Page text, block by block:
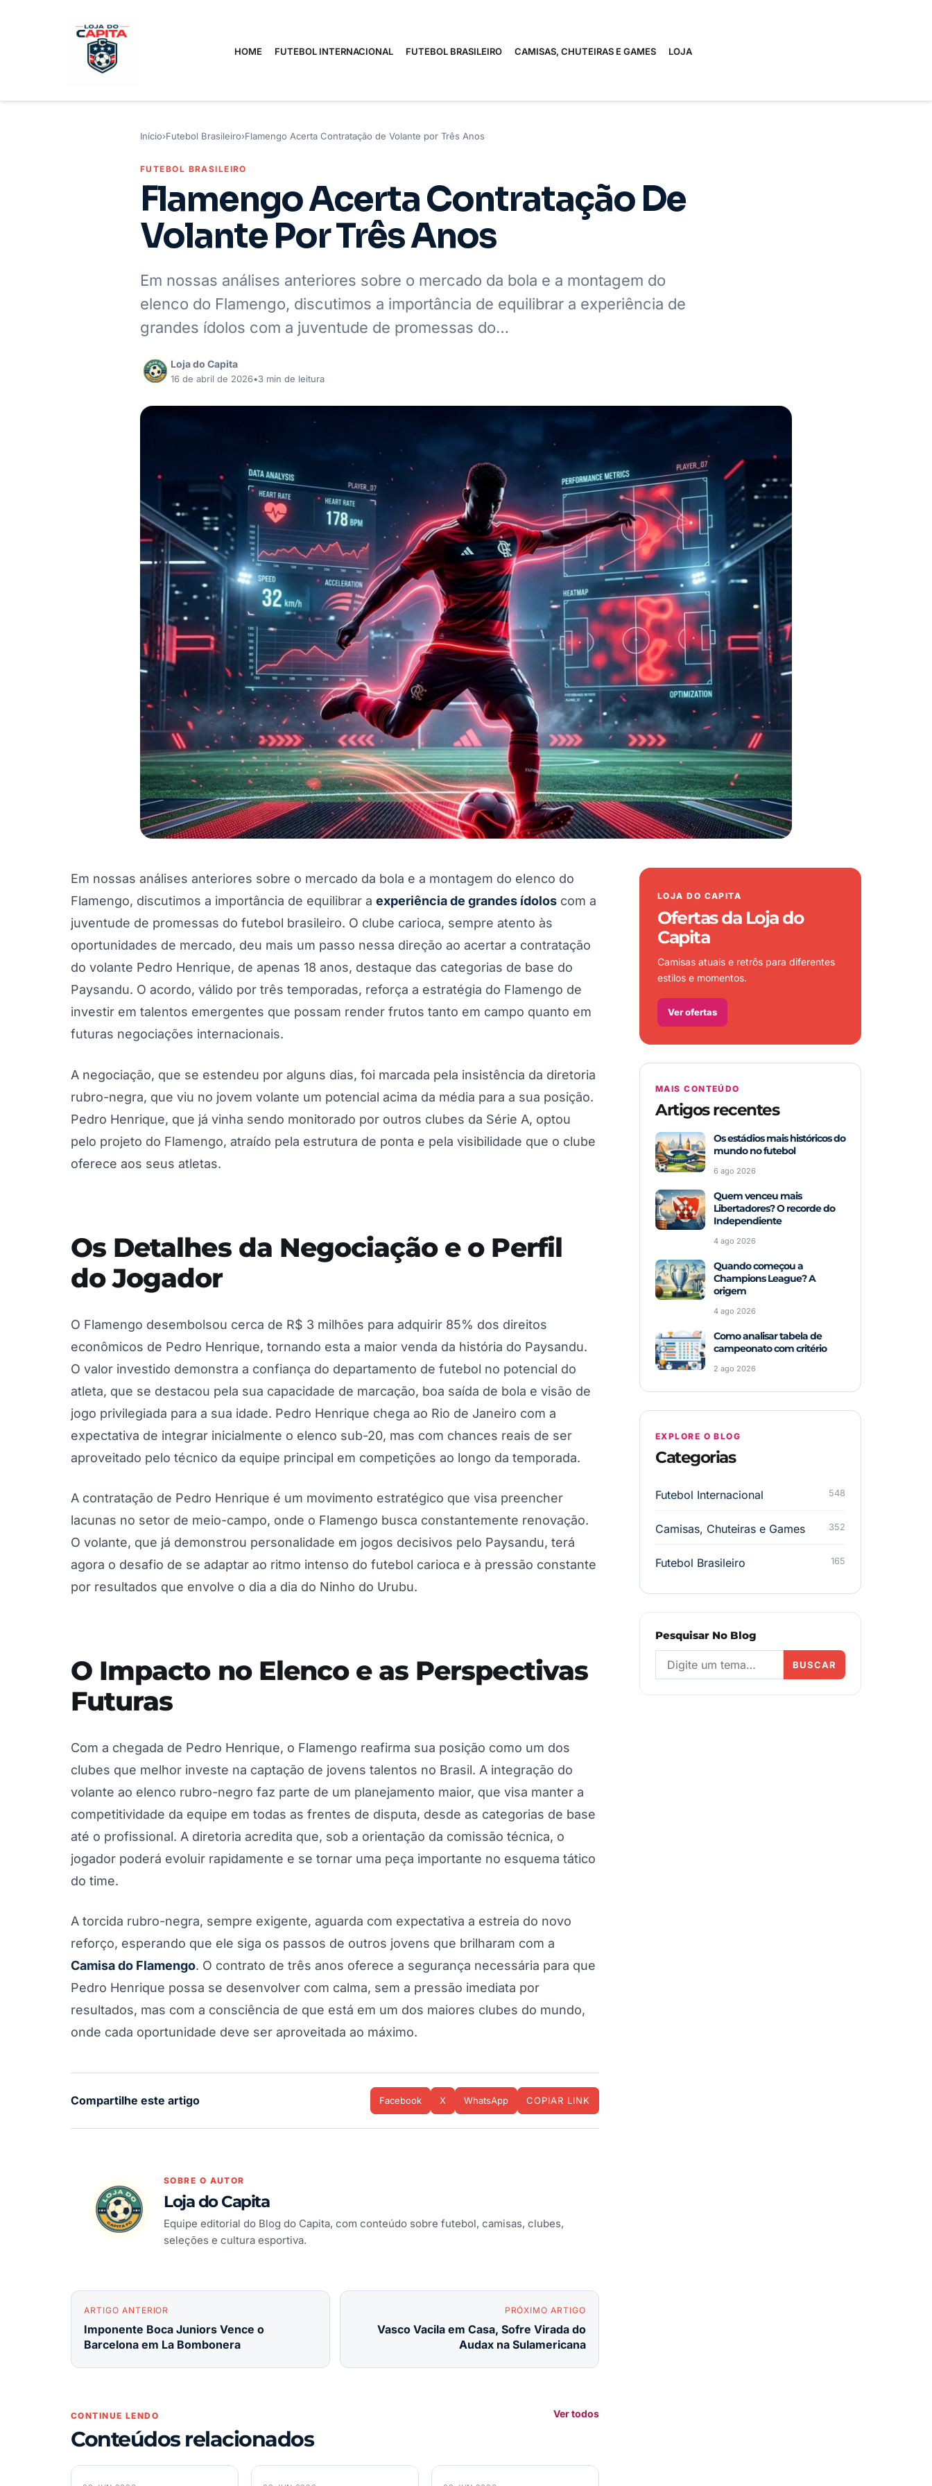
HOME FUTEBOL INTERNACIONAL FUTEBOL BRASILEIRO CAMISAS, CHUTEIRAS E GAMES LOJA
Início›Futebol Brasileiro›Flamengo Acerta Contratação de Volante por Três Anos
FUTEBOL BRASILEIRO
Flamengo Acerta Contratação De
Volante Por Três Anos
Em nossas análises anteriores sobre o mercado da bola e a montagem do
elenco do Flamengo, discutimos a importância de equilibrar a experiência de
grandes ídolos com a juventude de promessas do…
Loja do Capita
16 de abril de 2026•3 min de leitura
Em nossas análises anteriores sobre o mercado da bola e a montagem do elenco do
Flamengo, discutimos a importância de equilibrar a experiência de grandes ídolos com a
juventude de promessas do futebol brasileiro. O clube carioca, sempre atento às
oportunidades de mercado, deu mais um passo nessa direção ao acertar a contratação
do volante Pedro Henrique, de apenas 18 anos, destaque das categorias de base do
Paysandu. O acordo, válido por três temporadas, reforça a estratégia do Flamengo de
investir em talentos emergentes que possam render frutos tanto em campo quanto em
futuras negociações internacionais.
A negociação, que se estendeu por alguns dias, foi marcada pela insistência da diretoria
rubro-negra, que viu no jovem volante um potencial acima da média para a sua posição.
Pedro Henrique, que já vinha sendo monitorado por outros clubes da Série A, optou
pelo projeto do Flamengo, atraído pela estrutura de ponta e pela visibilidade que o clube
oferece aos seus atletas.
Os Detalhes da Negociação e o Perfil
do Jogador
O Flamengo desembolsou cerca de R$ 3 milhões para adquirir 85% dos direitos
econômicos de Pedro Henrique, tornando esta a maior venda da história do Paysandu.
O valor investido demonstra a confiança do departamento de futebol no potencial do
atleta, que se destacou pela sua capacidade de marcação, boa saída de bola e visão de
jogo privilegiada para a sua idade. Pedro Henrique chega ao Rio de Janeiro com a
expectativa de integrar inicialmente o elenco sub-20, mas com chances reais de ser
aproveitado pelo técnico da equipe principal em competições ao longo da temporada.
A contratação de Pedro Henrique é um movimento estratégico que visa preencher
lacunas no setor de meio-campo, onde o Flamengo busca constantemente renovação.
O volante, que já demonstrou personalidade em jogos decisivos pelo Paysandu, terá
agora o desafio de se adaptar ao ritmo intenso do futebol carioca e à pressão constante
por resultados que envolve o dia a dia do Ninho do Urubu.
O Impacto no Elenco e as Perspectivas
Futuras
Com a chegada de Pedro Henrique, o Flamengo reafirma sua posição como um dos
clubes que melhor investe na captação de jovens talentos no Brasil. A integração do
volante ao elenco rubro-negro faz parte de um planejamento maior, que visa manter a
competitividade da equipe em todas as frentes de disputa, desde as categorias de base
até o profissional. A diretoria acredita que, sob a orientação da comissão técnica, o
jogador poderá evoluir rapidamente e se tornar uma peça importante no esquema tático
do time.
A torcida rubro-negra, sempre exigente, aguarda com expectativa a estreia do novo
reforço, esperando que ele siga os passos de outros jovens que brilharam com a
Camisa do Flamengo. O contrato de três anos oferece a segurança necessária para que
Pedro Henrique possa se desenvolver com calma, sem a pressão imediata por
resultados, mas com a consciência de que está em um dos maiores clubes do mundo,
onde cada oportunidade deve ser aproveitada ao máximo.
Compartilhe este artigo Facebook X WhatsApp COPIAR LINK
SOBRE O AUTOR
Loja do Capita
Equipe editorial do Blog do Capita, com conteúdo sobre futebol, camisas, clubes,
seleções e cultura esportiva.
ARTIGO ANTERIOR
Imponente Boca Juniors Vence o
Barcelona em La Bombonera
PRÓXIMO ARTIGO
Vasco Vacila em Casa, Sofre Virada do
Audax na Sulamericana
CONTINUE LENDO
Conteúdos relacionados
Ver todos
LOJA DO CAPITA
Ofertas da Loja do
Capita
Camisas atuais e retrôs para diferentes
estilos e momentos.
Ver ofertas
MAIS CONTEÚDO
Artigos recentes
Os estádios mais históricos do
mundo no futebol
6 ago 2026
Quem venceu mais
Libertadores? O recorde do
Independiente
4 ago 2026
Quando começou a
Champions League? A
origem
4 ago 2026
Como analisar tabela de
campeonato com critério
2 ago 2026
EXPLORE O BLOG
Categorias
Futebol Internacional 548
Camisas, Chuteiras e Games 352
Futebol Brasileiro 165
Pesquisar No Blog
BUSCAR